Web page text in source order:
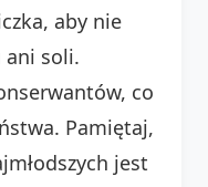
aby nie
ani soli.
co
Pamiętaj,
jest